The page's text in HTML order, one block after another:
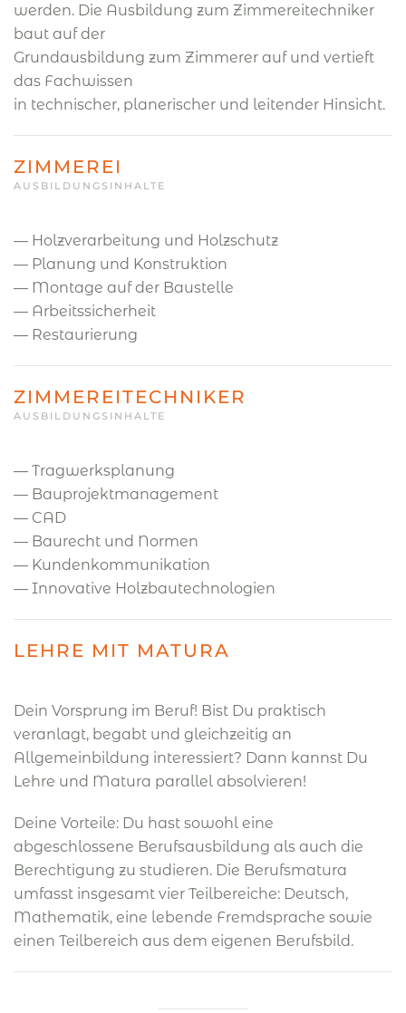
werden. Die Ausbildung zum Zimmereitechniker
baut auf der
Grundausbildung zum Zimmerer auf und vertieft
das Fachwissen
in technischer, planerischer und leitender Hinsicht.
ZIMMEREI
AUSBILDUNGSINHALTE
— Holzverarbeitung und Holzschutz
— Planung und Konstruktion
— Montage auf der Baustelle
— Arbeitssicherheit
— Restaurierung
ZIMMEREITECHNIKER
AUSBILDUNGSINHALTE
— Tragwerksplanung
— Bauprojektmanagement
— CAD
— Baurecht und Normen
— Kundenkommunikation
— Innovative Holzbautechnologien
LEHRE MIT MATURA
Dein Vorsprung im Beruf! Bist Du praktisch
veranlagt, begabt und gleichzeitig an
Allgemeinbildung interessiert? Dann kannst Du
Lehre und Matura parallel absolvieren!
Deine Vorteile: Du hast sowohl eine
abgeschlossene Berufsausbildung als auch die
Berechtigung zu studieren. Die Berufsmatura
umfasst insgesamt vier Teilbereiche: Deutsch,
Mathematik, eine lebende Fremdsprache sowie
einen Teilbereich aus dem eigenen Berufsbild.